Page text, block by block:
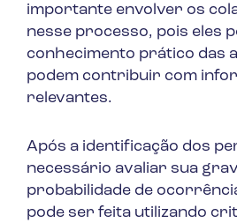
importante envolver os
nesse processo, pois eles
conhecimento prático das
podem contribuir com
relevantes.
Após a identificação dos
necessário avaliar sua
probabilidade de
pode ser feita utilizando